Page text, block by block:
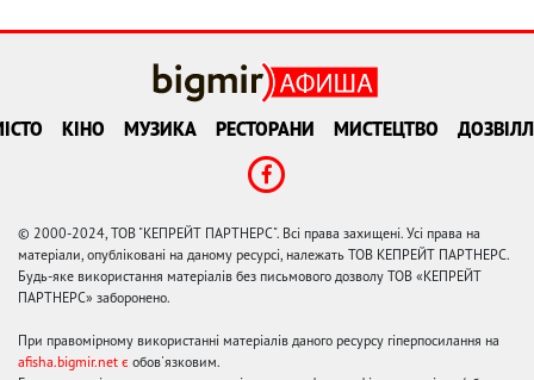
КІНО МУЗИКА РЕСТОРАНИ МИСТЕЦТВО
© 2000-2024, ТОВ "КЕПРЕЙТ ПАРТНЕРС". Всі права захищені. Усі права на
матеріали, опубліковані на даному ресурсі, належать ТОВ КЕПРЕЙТ ПАРТНЕРС.
Будь-яке використання матеріалів без письмового дозволу ТОВ «КЕПРЕЙТ
ПАРТНЕРС» заборонено.
При правомірному використанні матеріалів даного ресурсу гіперпосилання на
afisha.bigmir.net є обов'язковим.